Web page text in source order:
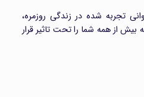
تجربه شده در زندگی روزمره،
از همه شما را تحت تاثیر قرار